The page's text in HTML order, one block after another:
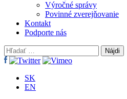
Výročné správy
Povinné zverejňovanie
Kontakt
Podporte nás
Hľadať:
SK
EN